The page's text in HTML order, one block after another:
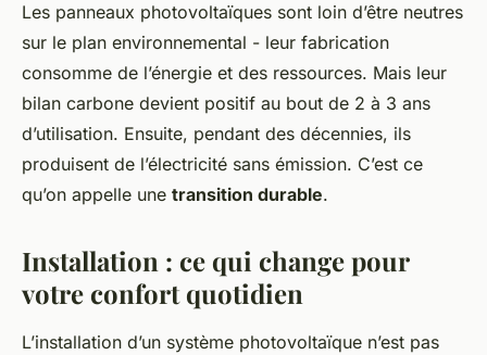
Les panneaux photovoltaïques sont loin d’être neutres
sur le plan environnemental - leur fabrication
consomme de l’énergie et des ressources. Mais leur
bilan carbone devient positif au bout de 2 à 3 ans
d’utilisation. Ensuite, pendant des décennies, ils
produisent de l’électricité sans émission. C’est ce
qu’on appelle une transition durable.
Installation : ce qui change pour
votre confort quotidien
L’installation d’un système photovoltaïque n’est pas